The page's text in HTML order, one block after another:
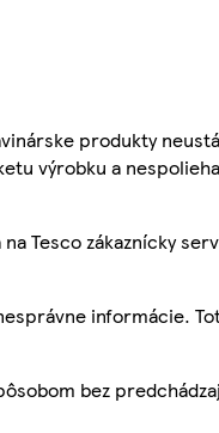
produkty
výrobku a
Tesco zákaznícky
informácie.
bez